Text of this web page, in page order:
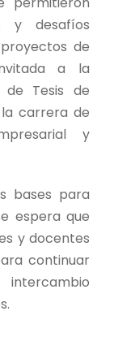
y desafíos
de
a la
de Tesis de
carrera de
y
bases para
espera que
y docentes
continuar